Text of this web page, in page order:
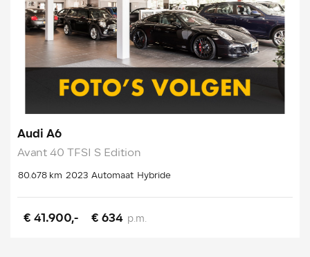
Audi A6
Avant 40 TFSI S Edition
80.678 km 2023 Automaat Hybride
€ 41.900,- € 634 p.m.